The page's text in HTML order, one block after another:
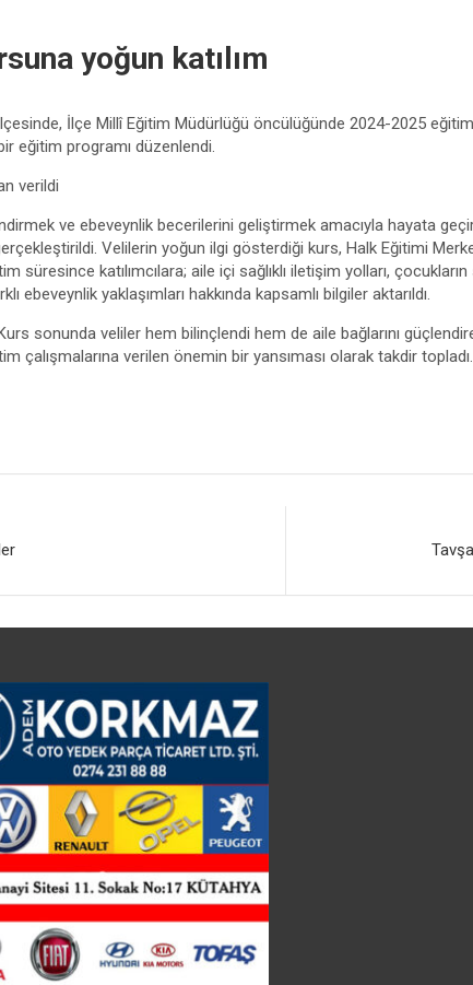
yoğun katılım
İlçe Millî Eğitim Müdürlüğü öncülüğünde 2024-2025 eğitim
eğitim programı düzenlendi.
verildi
ve ebeveynlik becerilerini geliştirmek amacıyla hayata
Velilerin yoğun ilgi gösterdiği kurs, Halk Eğitimi
süresince katılımcılara; aile içi sağlıklı iletişim yolları,
ebeveynlik yaklaşımları hakkında kapsamlı bilgiler aktarıldı.
sonunda veliler hem bilinçlendi hem de aile bağlarını
çalışmalarına verilen önemin bir yansıması olarak takdir topladı.